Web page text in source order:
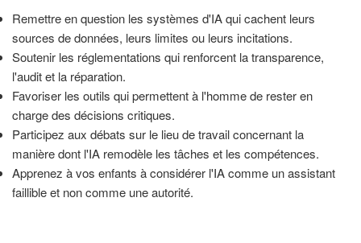
Remettre en question les systèmes d'IA qui cachent leurs
sources de données, leurs limites ou leurs incitations.
Soutenir les réglementations qui renforcent la transparence,
l'audit et la réparation.
Favoriser les outils qui permettent à l'homme de rester en
charge des décisions critiques.
Participez aux débats sur le lieu de travail concernant la
manière dont l'IA remodèle les tâches et les compétences.
Apprenez à vos enfants à considérer l'IA comme un assistant
faillible et non comme une autorité.